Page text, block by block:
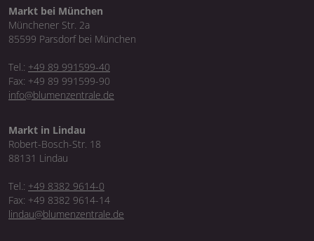
Markt bei München
Münchener Str. 2a
85599 Parsdorf bei München
Tel.: +49 89 991599-40
Fax: +49 89 991599-90
info@blumenzentrale.de
Markt in Lindau
Robert-Bosch-Str. 18
88131 Lindau
Tel.: +49 8382 9614-0
Fax: +49 8382 9614-14
lindau@blumenzentrale.de